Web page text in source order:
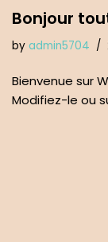
Bonjour
by admin5704
Bienvenue sur
Modifiez-le ou